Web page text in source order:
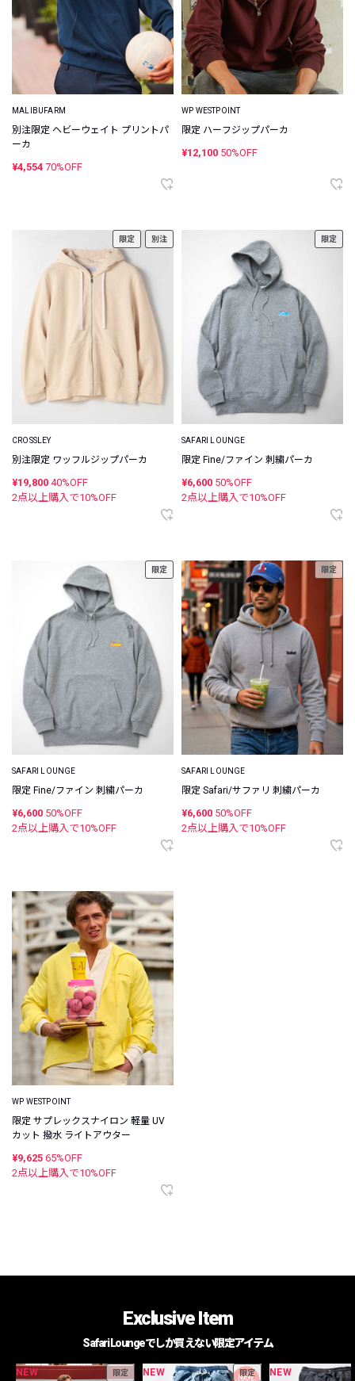
MALIBUFARM
別注限定 ヘビーウェイト プリントパ
ーカ
¥4,554 70%OFF
WP WESTPOINT
限定 ハーフジップパーカ
¥12,100 50%OFF
限定 別注
CROSSLEY
別注限定 ワッフルジップパーカ
¥19,800 40%OFF
2点以上購入で10%OFF
限定
SAFARI LOUNGE
限定 Fine/ファイン 刺繍パーカ
¥6,600 50%OFF
2点以上購入で10%OFF
限定
SAFARI LOUNGE
限定 Fine/ファイン 刺繍パーカ
¥6,600 50%OFF
2点以上購入で10%OFF
限定
SAFARI LOUNGE
限定 Safari/サファリ 刺繍パーカ
¥6,600 50%OFF
2点以上購入で10%OFF
WP WESTPOINT
限定 サプレックスナイロン 軽量 UV
カット 撥水 ライトアウター
¥9,625 65%OFF
2点以上購入で10%OFF
Exclusive Item
Safari Loungeでしか買えない限定アイテム
NEW 限定 NEW 限定 NEW